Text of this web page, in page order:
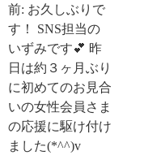
前: お久しぶりで
す！ SNS担当の
いずみです💕 昨
日は約３ヶ月ぶり
に初めてのお見合
いの女性会員さま
の応援に駆け付け
ました(*^^)v